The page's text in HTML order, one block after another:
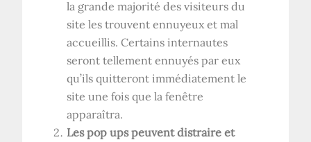
la grande majorité des visiteurs du
site les trouvent ennuyeux et mal
accueillis. Certains internautes
seront tellement ennuyés par eux
qu’ils quitteront immédiatement le
site une fois que la fenêtre
apparaîtra.
Les pop ups peuvent distraire et